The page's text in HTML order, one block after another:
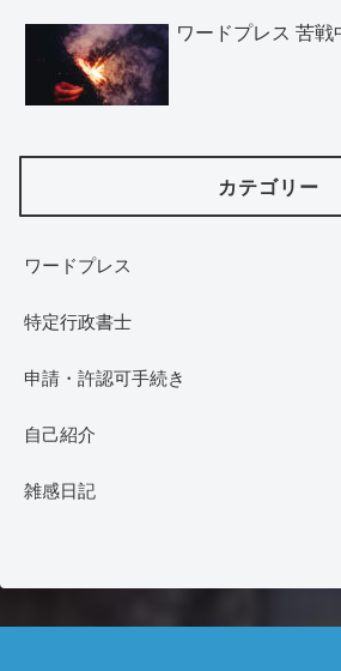
ワードプレス 苦
カテゴリー
ワードプレス
特定行政書士
申請・許認可手続き
自己紹介
雑感日記